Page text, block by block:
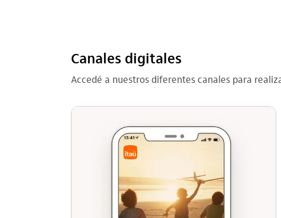
Canales digitales
Accedé a nuestros diferentes canales para